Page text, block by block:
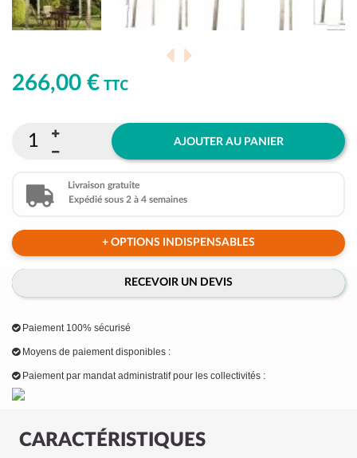
CARACTÉRISTIQUES
266,00 € TTC
AJOUTER AU PANIER
Livraison gratuite
Expédié sous 2 à 4 semaines
+ OPTIONS INDISPENSABLES
RECEVOIR UN DEVIS
Paiement 100% sécurisé
Moyens de paiement disponibles :
Paiement par mandat administratif pour les collectivités :